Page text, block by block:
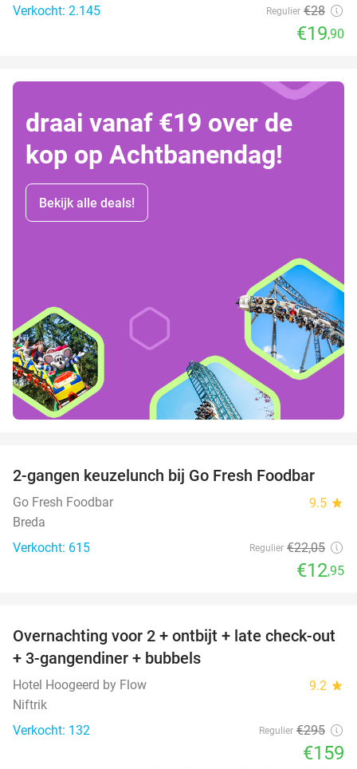
Verkocht: 2.145 Regulier €28
€19,90
draai vanaf €19 over de
kop op Achtbanendag!
Bekijk alle deals!
41%
2-gangen keuzelunch bij Go Fresh Foodbar
Go Fresh Foodbar 9.5 star
Breda
Verkocht: 615
Regulier €22,05
€12,95
46%
Overnachting voor 2 + ontbijt + late check-out
+ 3-gangendiner + bubbels
Hotel Hoogeerd by Flow 9.2 star
Niftrik
Verkocht: 132
Regulier €295
€159